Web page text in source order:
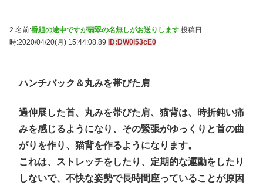
2 名前:番組の途中ですが翡翠の名無しがお送りします 投稿日
時:2020/04/20(月) 15:44:08.89
ID:DW0l53cE0
ハンチバック＆丸みを帯びた肩
過伸展した首、丸みを帯びた肩、猫背は、時折鈍い痛
みを感じるようになり、その緊張がゆっくりと首の曲
がりを作り、猫背を作るようになります。
これは、ストレッチをしたり、定期的な運動をしたり
しないで、不快な姿勢で長時間座っていることが原因